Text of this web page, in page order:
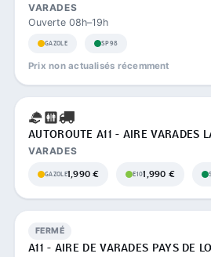
VARADES
Ouverte 08h–19h
GAZOLE SP98
Prix non actualisés récemment
AUTOROUTE A11 - AIRE VARADES
VARADES
GAZOLE1,990 € E101,990 €
FERMÉ
A11 - AIRE DE VARADES PAYS DE